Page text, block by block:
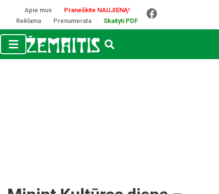
Apie mus
Praneškite NAUJIENĄ!
Reklama
Prenumerata Skaityti PDF